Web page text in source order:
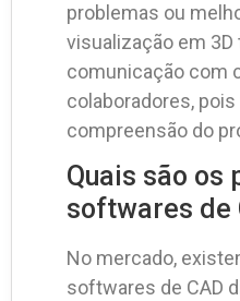
problemas ou
visualização em
comunicação com
colaboradores,
compreensão do
Quais são os
softwares de
No mercado,
softwares de CAD